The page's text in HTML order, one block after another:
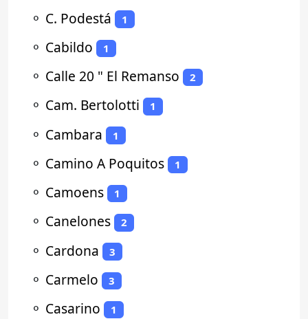
⚬ C. Podestá 1
⚬ Cabildo 1
⚬ Calle 20 " El Remanso 2
⚬ Cam. Bertolotti 1
⚬ Cambara 1
⚬ Camino A Poquitos 1
⚬ Camoens 1
⚬ Canelones 2
⚬ Cardona 3
⚬ Carmelo 3
⚬ Casarino 1